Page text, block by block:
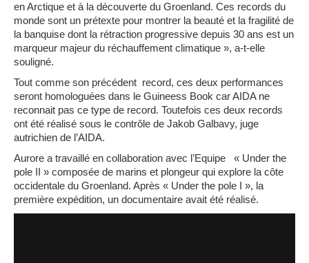
en Arctique et à la découverte du Groenland. Ces records du
monde sont un prétexte pour montrer la beauté et la fragilité de
la banquise dont la rétraction progressive depuis 30 ans est un
marqueur majeur du réchauffement climatique », a-t-elle
souligné.
Tout comme son précédent record, ces deux performances
seront homologuées dans le Guineess Book car AIDA ne
reconnait pas ce type de record. Toutefois ces deux records
ont été réalisé sous le contrôle de Jakob Galbavy, juge
autrichien de l’AIDA.
Aurore a travaillé en collaboration avec l’Equipe « Under the
pole II » composée de marins et plongeur qui explore la côte
occidentale du Groenland. Après « Under the pole I », la
première expédition, un documentaire avait été réalisé.